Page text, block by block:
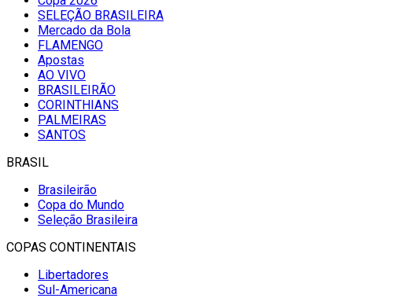
SELEÇÃO BRASILEIRA
Mercado da Bola
FLAMENGO
Apostas
AO VIVO
BRASILEIRÃO
CORINTHIANS
PALMEIRAS
SANTOS
BRASIL
Brasileirão
Copa do Mundo
Seleção Brasileira
COPAS CONTINENTAIS
Libertadores
Sul-Americana